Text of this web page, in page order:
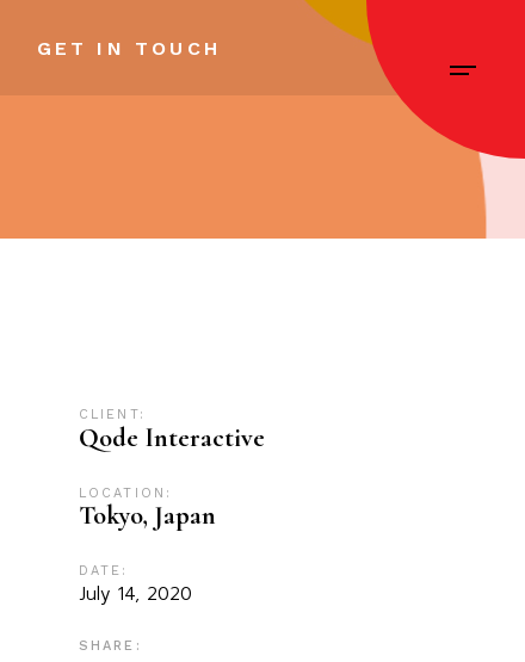
GET IN TOUCH
CLIENT:
Qode Interactive
LOCATION:
Tokyo, Japan
DATE:
July 14, 2020
SHARE: